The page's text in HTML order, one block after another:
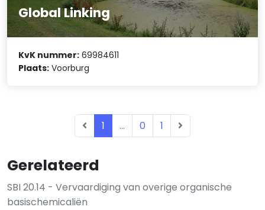
Gerelateerd
SBI 20.14 - Vervaardiging van overige organische
basischemicaliën
Global Linking
KvK nummer: 69984611
Plaats: Voorburg
1 ... 0 1